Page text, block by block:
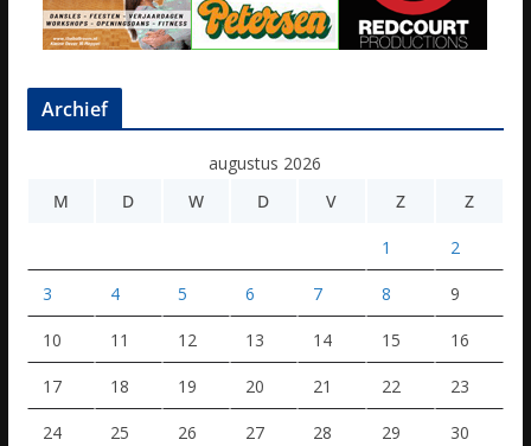
Archief
augustus 2026
M
D W D V Z Z
1 2
3 4 5 6 7 8 9
10 11 12 13 14 15 16
17 18 19 20 21 22 23
24 25 26 27 28 29 30